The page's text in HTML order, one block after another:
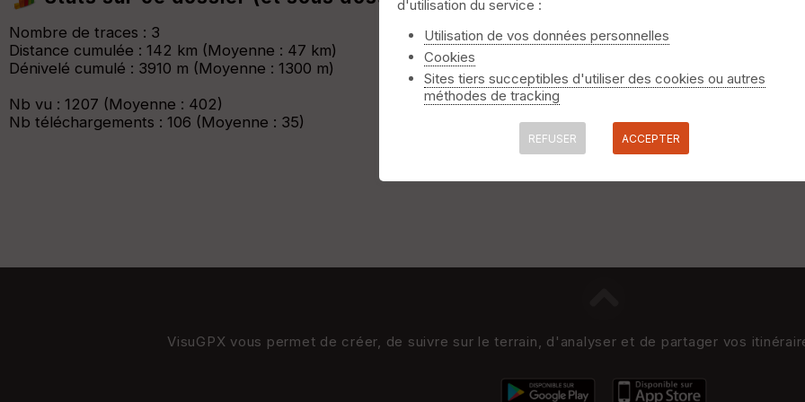
Nombre de traces : 3
Distance cumulée : 142 km (Moyenne : 47 km)
Dénivelé cumulé : 3910 m (Moyenne : 1300 m)
Nb vu : 1207 (Moyenne : 402)
Nb téléchargements : 106 (Moyenne : 35)
VisuGPX vous permet de créer, de suivre sur le terrain, d'analyser et de partager vos
d'utilisation du service :
Utilisation de vos données personnelles
Cookies
Sites tiers succeptibles d'utiliser des cookies ou autres
méthodes de tracking
REFUSER ACCEPTER